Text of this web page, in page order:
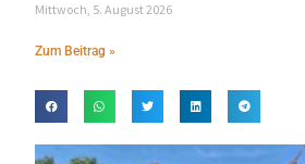
Mittwoch, 5. August 2026
Zum Beitrag »